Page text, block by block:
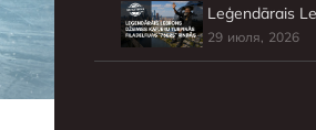
29 июля, 2026